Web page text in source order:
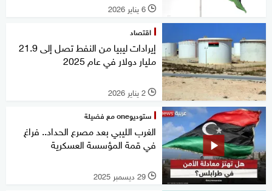
l 6 يناير 2026
اقتصاد
إيرادات ليبيا من النفط تصل إلى 21.9
مليار دولار في عام 2025
l 2 يناير 2026
ستوديوone مع فضيلة
الغرب الليبي بعد مصرع الحداد.. فراغ
في قمة المؤسسة العسكرية
l 29 ديسمبر 2025